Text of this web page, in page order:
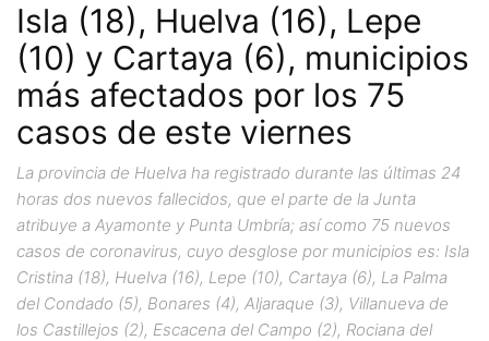
Isla (18), Huelva (16), Lepe
(10) y Cartaya (6), municipios
más afectados por los 75
casos de este viernes
La provincia de Huelva ha registrado durante las últimas 24
horas dos nuevos fallecidos, que el parte de la Junta
atribuye a Ayamonte y Punta Umbría; así como 75 nuevos
casos de coronavirus, cuyo desglose por municipios es: Isla
Cristina (18), Huelva (16), Lepe (10), Cartaya (6), La Palma
del Condado (5), Bonares (4), Aljaraque (3), Villanueva de
los Castillejos (2), Escacena del Campo (2), Rociana del